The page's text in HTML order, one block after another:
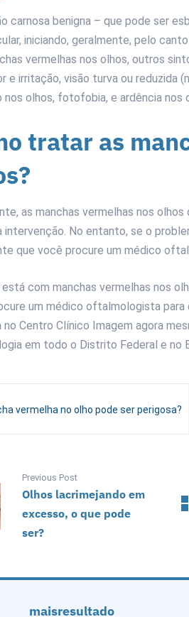
carnosa benigna – que pode ser
iniciando, geralmente, pelo
vermelhas nos olhos, outros
e irritação, visão turva ou reduzida
nos olhos, fotofobia, e ardência nos
tratar as
as manchas vermelhas nos
intervenção. No entanto, se o
que você procure um médico
com manchas vermelhas nos
um médico oftalmologista
Centro Clínico Imagem agora
em todo o Distrito Federal e no
vermelha no olho pode ser perigosa?
Previous Post
Olhos lacrimejando em
excesso, o que pode
ser?
maisresultado